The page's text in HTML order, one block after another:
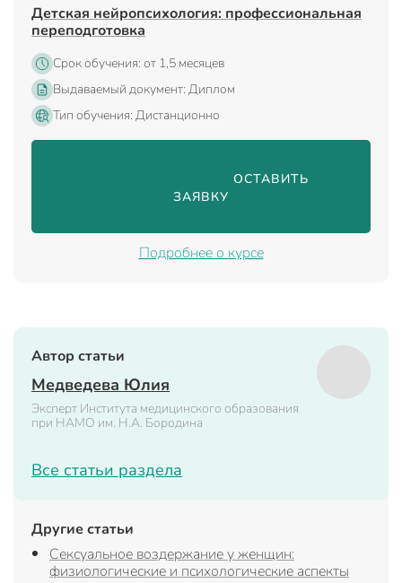
Детская нейропсихология: профессиональная
переподготовка
Срок обучения: от 1,5 месяцев
Выдаваемый документ: Диплом
Тип обучения: Дистанционно
                                ОСТАВИТЬ
ЗАЯВКУ
Подробнее о курсе
Автор статьи
Медведева Юлия
Эксперт Института медицинского образования
при НАМО им. Н.А. Бородина
Все статьи раздела
Другие статьи
Сексуальное воздержание у женщин:
физиологические и психологические аспекты